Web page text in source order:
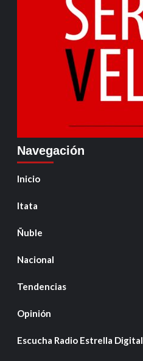
Navegación
Inicio
Itata
Ñuble
Nacional
Tendencias
Opinión
Escucha Radio Estrella Digital